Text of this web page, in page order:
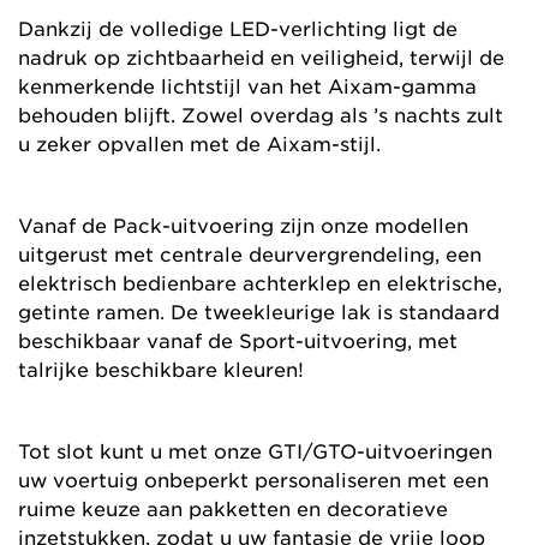
Dankzij de volledige LED-verlichting ligt de
nadruk op zichtbaarheid en veiligheid, terwijl de
kenmerkende lichtstijl van het Aixam-gamma
behouden blijft. Zowel overdag als ’s nachts zult
u zeker opvallen met de Aixam-stijl.
Vanaf de Pack-uitvoering zijn onze modellen
uitgerust met centrale deurvergrendeling, een
elektrisch bedienbare achterklep en elektrische,
getinte ramen. De tweekleurige lak is standaard
beschikbaar vanaf de Sport-uitvoering, met
talrijke beschikbare kleuren!
Tot slot kunt u met onze GTI/GTO-uitvoeringen
uw voertuig onbeperkt personaliseren met een
ruime keuze aan pakketten en decoratieve
inzetstukken, zodat u uw fantasie de vrije loop